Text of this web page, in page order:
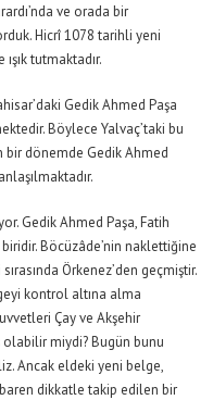
ve orada bir
Hicrî 1078 tarihli yeni
tutmaktadır.
Gedik Ahmed Paşa
Böylece Yalvaç’taki bu
bir dönemde Gedik Ahmed
Gedik Ahmed Paşa, Fatih
Böcüzâde’nin naklettiğine
Örkenez’den geçmiştir.
kontrol altına alma
Çay ve Akşehir
olabilir miydi? Bugün bunu
Ancak eldeki yeni belge,
dikkatle takip edilen bir